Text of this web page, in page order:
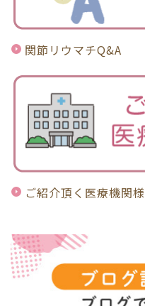
関節リウマチQ&A
ご紹介頂く医療機関様